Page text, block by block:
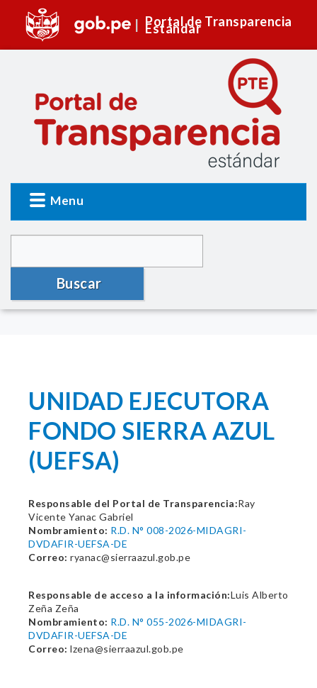
Portal de Transparencia
Estándar
Menu
Buscar
UNIDAD EJECUTORA
FONDO SIERRA AZUL
(UEFSA)
Responsable del Portal de Transparencia:Ray
Vicente Yanac Gabriel
Nombramiento: R.D. N° 008-2026-MIDAGRI-
DVDAFIR-UEFSA-DE
Correo: ryanac@sierraazul.gob.pe
Responsable de acceso a la información:Luis Alberto
Zeña Zeña
Nombramiento: R.D. N° 055-2026-MIDAGRI-
DVDAFIR-UEFSA-DE
Correo: lzena@sierraazul.gob.pe